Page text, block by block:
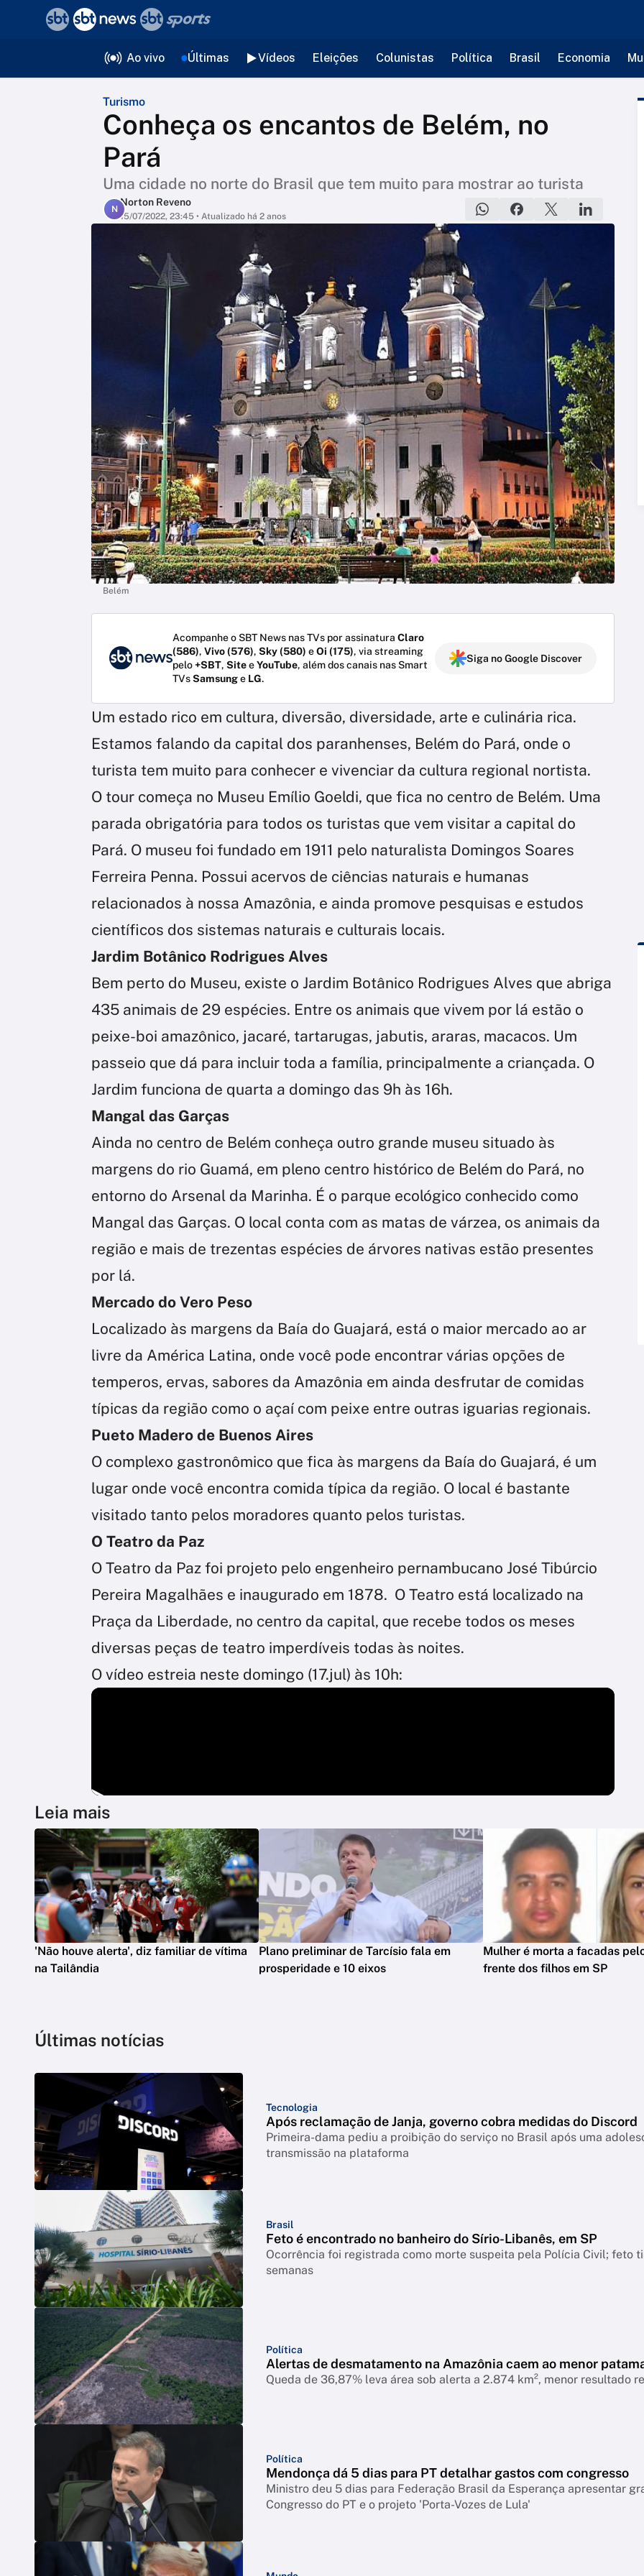
Ao vivo Últimas Vídeos Eleições Colunistas Política Brasil Economia
Turismo
Conheça os encantos de Belém, no
Pará
Uma cidade no norte do Brasil que tem muito para mostrar ao turista
N
Norton Reveno
15/07/2022, 23:45 • Atualizado há 2 anos
Belém
Acompanhe o SBT News nas TVs por assinatura Claro
(586), Vivo (576), Sky (580) eOi (175), via streaming
pelo+SBT, SiteeYouTube, além dos canais nas Smart
TVsSamsunge LG.
Siga no Google Discover
Um estado rico em cultura, diversão, diversidade, arte e culinária rica.
Estamos falando da capital dos paranhenses, Belém do Pará, onde o
turista tem muito para conhecer e vivenciar da cultura regional nortista.
O tour começa no Museu Emílio Goeldi, que fica no centro de Belém. Uma
parada obrigatória para todos os turistas que vem visitar a capital do
Pará. O museu foi fundado em 1911 pelo naturalista Domingos Soares
Ferreira Penna. Possui acervos de ciências naturais e humanas
relacionados à nossa Amazônia, e ainda promove pesquisas e estudos
científicos dos sistemas naturais e culturais locais.
Jardim Botânico Rodrigues Alves
Bem perto do Museu, existe o Jardim Botânico Rodrigues Alves que abriga
435 animais de 29 espécies. Entre os animais que vivem por lá estão o
peixe-boi amazônico, jacaré, tartarugas, jabutis, araras, macacos. Um
passeio que dá para incluir toda a família, principalmente a criançada. O
Jardim funciona de quarta a domingo das 9h às 16h.
Mangal das Garças
Ainda no centro de Belém conheça outro grande museu situado às
margens do rio Guamá, em pleno centro histórico de Belém do Pará, no
entorno do Arsenal da Marinha. É o parque ecológico conhecido como
Mangal das Garças. O local conta com as matas de várzea, os animais da
região e mais de trezentas espécies de árvores nativas estão presentes
por lá.
Mercado do Vero Peso
Localizado às margens da Baía do Guajará, está o maior mercado ao ar
livre da América Latina, onde você pode encontrar várias opções de
temperos, ervas, sabores da Amazônia em ainda desfrutar de comidas
típicas da região como o açaí com peixe entre outras iguarias regionais.
Pueto Madero de Buenos Aires
O complexo gastronômico que fica às margens da Baía do Guajará, é um
lugar onde você encontra comida típica da região. O local é bastante
visitado tanto pelos moradores quanto pelos turistas.
O Teatro da Paz
O Teatro da Paz foi projeto pelo engenheiro pernambucano José Tibúrcio
Pereira Magalhães e inaugurado em 1878. O Teatro está localizado na
Praça da Liberdade, no centro da capital, que recebe todos os meses
diversas peças de teatro imperdíveis todas às noites.
O vídeo estreia neste domingo (17.jul) às 10h:
Leia mais
'Não houve alerta', diz familiar de vítima
na Tailândia
Plano preliminar de Tarcísio fala em
prosperidade e 10 eixos
Mulher é morta a facadas
frente dos filhos em SP
Últimas notícias
Tecnologia
Após reclamação de Janja, governo cobra medidas do Discord
Primeira-dama pediu a proibição do serviço no Brasil após uma
transmissão na plataforma
Brasil
Feto é encontrado no banheiro do Sírio-Libanês, em SP
Ocorrência foi registrada como morte suspeita pela Polícia Civil; feto
semanas
Política
Alertas de desmatamento na Amazônia caem ao menor
Queda de 36,87% leva área sob alerta a 2.874 km², menor resultado
Política
Mendonça dá 5 dias para PT detalhar gastos com congresso
Ministro deu 5 dias para Federação Brasil da Esperança apresentar
Congresso do PT e o projeto 'Porta-Vozes de Lula'
voltar
Editorias